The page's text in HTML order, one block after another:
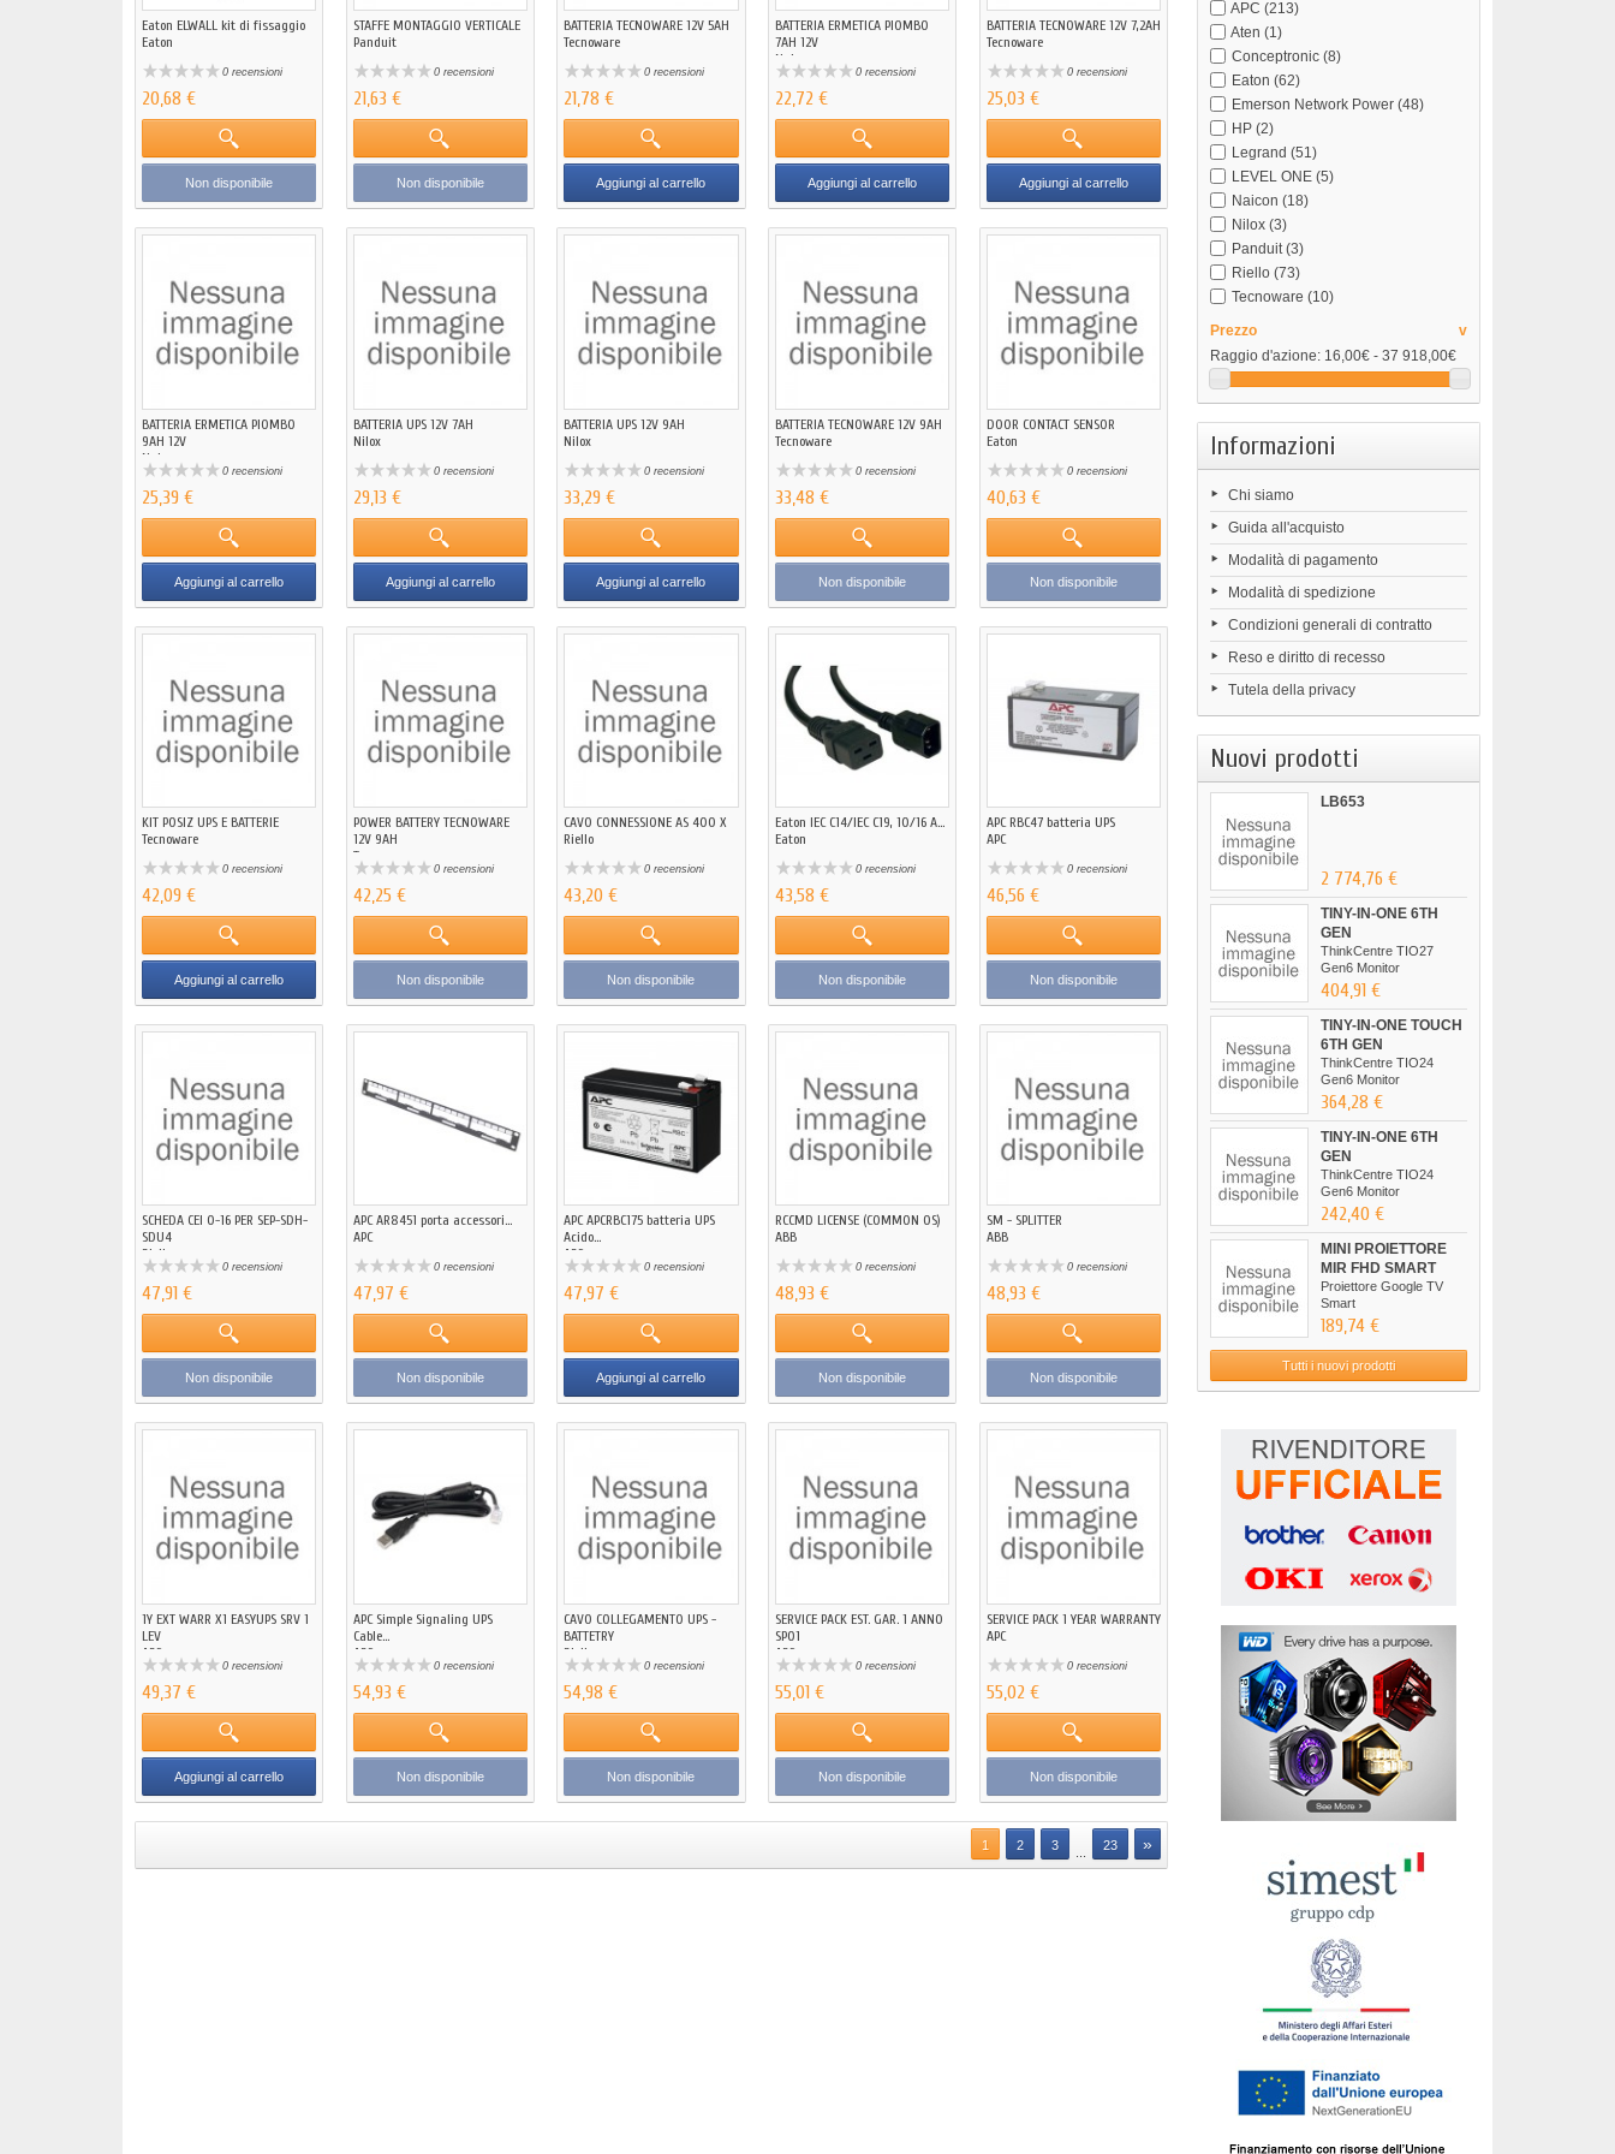
Eaton ELWALL kit di fissaggio
Eaton
0 recensioni
20,68 €
Non disponibile
STAFFE MONTAGGIO VERTICALE
Panduit
0 recensioni
21,63 €
Non disponibile
BATTERIA TECNOWARE 12V 5AH
Tecnoware
0 recensioni
21,78 €
Aggiungi al carrello
BATTERIA ERMETICA PIOMBO
7AH 12V
Naicon
0 recensioni
22,72 €
Aggiungi al carrello
BATTERIA TECNOWARE 12V 7,2AH
Tecnoware
0 recensioni
25,03 €
Aggiungi al carrello
BATTERIA ERMETICA PIOMBO
9AH 12V
Naicon
0 recensioni
25,39 €
Aggiungi al carrello
BATTERIA UPS 12V 7AH
Nilox
0 recensioni
29,13 €
Aggiungi al carrello
BATTERIA UPS 12V 9AH
Nilox
0 recensioni
33,29 €
Aggiungi al carrello
BATTERIA TECNOWARE 12V 9AH
Tecnoware
0 recensioni
33,48 €
Non disponibile
DOOR CONTACT SENSOR
Eaton
0 recensioni
40,63 €
Non disponibile
KIT POSIZ UPS E BATTERIE
Tecnoware
0 recensioni
42,09 €
Aggiungi al carrello
POWER BATTERY TECNOWARE
12V 9AH
Tecnoware
0 recensioni
42,25 €
Non disponibile
CAVO CONNESSIONE AS 400 X
Riello
0 recensioni
43,20 €
Non disponibile
Eaton IEC C14/IEC C19, 10/16 A...
Eaton
0 recensioni
43,58 €
Non disponibile
APC RBC47 batteria UPS
APC
0 recensioni
46,56 €
Non disponibile
SCHEDA CEI 0-16 PER SEP-SDH-
SDU4
Riello
0 recensioni
47,91 €
Non disponibile
APC AR8451 porta accessori...
APC
0 recensioni
47,97 €
Non disponibile
APC APCRBC175 batteria UPS
Acido...
APC
0 recensioni
47,97 €
Aggiungi al carrello
RCCMD LICENSE (COMMON OS)
ABB
0 recensioni
48,93 €
Non disponibile
SM - SPLITTER
ABB
0 recensioni
48,93 €
Non disponibile
1Y EXT WARR X1 EASYUPS SRV 1
LEV
APC
0 recensioni
49,37 €
Aggiungi al carrello
APC Simple Signaling UPS
Cable...
APC
0 recensioni
54,93 €
Non disponibile
CAVO COLLEGAMENTO UPS -
BATTETRY
Riello
0 recensioni
54,98 €
Non disponibile
SERVICE PACK EST. GAR. 1 ANNO
SP01
APC
0 recensioni
55,01 €
Non disponibile
SERVICE PACK 1 YEAR WARRANTY
APC
0 recensioni
55,02 €
Non disponibile
1 2 3 23 »
APC (213)
Aten (1)
Conceptronic(8)
Eaton (62)
Emerson Network Power(48)
HP(2)
Legrand (51)
LEVEL ONE(5)
Naicon (18)
Nilox(3)
Panduit(3)
Riello(73)
Tecnoware (10)
Prezzo
v
Raggio d'azione: 16,00€ - 37 918,00€
Informazioni
Chi siamo
Guida all'acquisto
Modalità di pagamento
Modalità di spedizione
Condizioni generali di contratto
Reso e diritto di recesso
Tutela della privacy
Nuovi prodotti
LB653
2 774,76 €
TINY-IN-ONE 6TH
GEN
ThinkCentre TIO27
Gen6 Monitor
404,91 €
TINY-IN-ONE TOUCH
6TH GEN
ThinkCentre TIO24
Gen6 Monitor
364,28 €
TINY-IN-ONE 6TH
GEN
ThinkCentre TIO24
Gen6 Monitor
242,40 €
MINI PROIETTORE
MIR FHD SMART
Proiettore Google TV
Smart
189,74 €
Tutti i nuovi prodotti